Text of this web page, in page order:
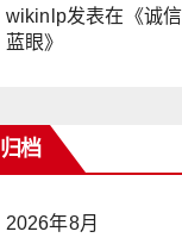
wikinlp发表在《诚
蓝眼》
归档
2026年8月